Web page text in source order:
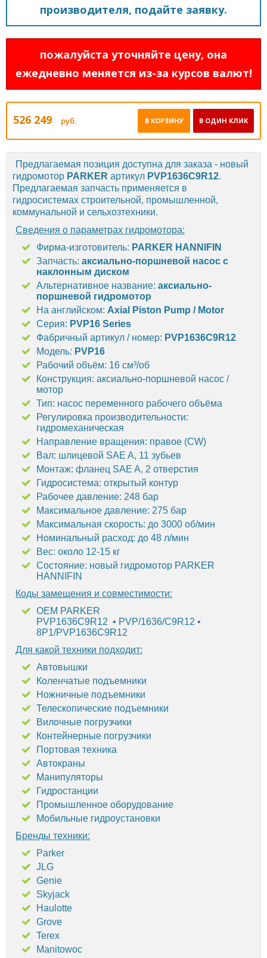
производителя, подайте заявку.
пожалуйста уточняйте цену, она
ежедневно меняется из-за курсов валют!
526 249 руб. В ОДИН КЛИК
В КОРЗИНУ
Предлагаемая позиция доступна для заказа - новый
гидромотор PARKER артикул PVP1636C9R12.
Предлагаемая запчасть применяется в
гидросистемах строительной, промышленной,
коммунальной и сельхозтехники.
Сведения о параметрах гидромотора:
Фирма-изготовитель: PARKER HANNIFIN
Запчасть: аксиально-поршневой насос с
наклонным диском
Альтернативное название: аксиально-
поршневой гидромотор
На английском: Axial Piston Pump / Motor
Серия: PVP16 Series
Фабричный артикул / номер: PVP1636C9R12
Модель: PVP16
Рабочий объём: 16 см³/об
Конструкция: аксиально-поршневой насос /
мотор
Тип: насос переменного рабочего объёма
Регулировка производительности:
гидромеханическая
Направление вращения: правое (CW)
Вал: шлицевой SAE A, 11 зубьев
Монтаж: фланец SAE A, 2 отверстия
Гидросистема: открытый контур
Рабочее давление: 248 бар
Максимальное давление: 275 бар
Максимальная скорость: до 3000 об/мин
Номинальный расход: до 48 л/мин
Вес: около 12-15 кг
Состояние: новый гидромотор PARKER
HANNIFIN
Коды замещения и совместимости:
OEM PARKER
PVP1636C9R12 • PVP/1636/C9R12 •
8P1/PVP1636C9R12
Для какой техники подходит:
Автовышки
Коленчатые подъемники
Ножничные подъемники
Телескопические подъемники
Вилочные погрузчики
Контейнерные погрузчики
Портовая техника
Автокраны
Манипуляторы
Гидростанции
Промышленное оборудование
Мобильные гидроустановки
Бренды техники:
Parker
JLG
Genie
Skyjack
Haulotte
Grove
Terex
Manitowoc